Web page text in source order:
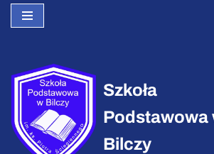
treści
Szkoła
Podstawowa
Bilczy